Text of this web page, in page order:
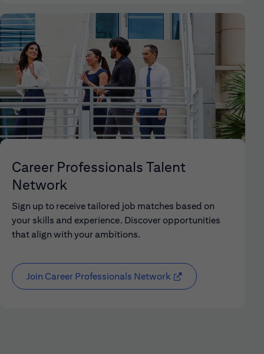
Career Professionals Talent
Network
Sign up to receive tailored job matches based on
your skills and experience. Discover opportunities
that align with your ambitions.
Join Career Professionals Network